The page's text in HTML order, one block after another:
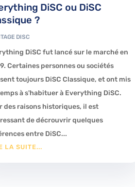
DiSC ou DiSC
?
DISC
DiSC fut lancé sur le marché en
Certaines personnes ou sociétés
toujours DiSC Classique, et ont mis
à s'habituer à Everything DiSC.
des raisons historiques, il est
de décrouvrir quelques
entre DiSC...
LA SUITE...